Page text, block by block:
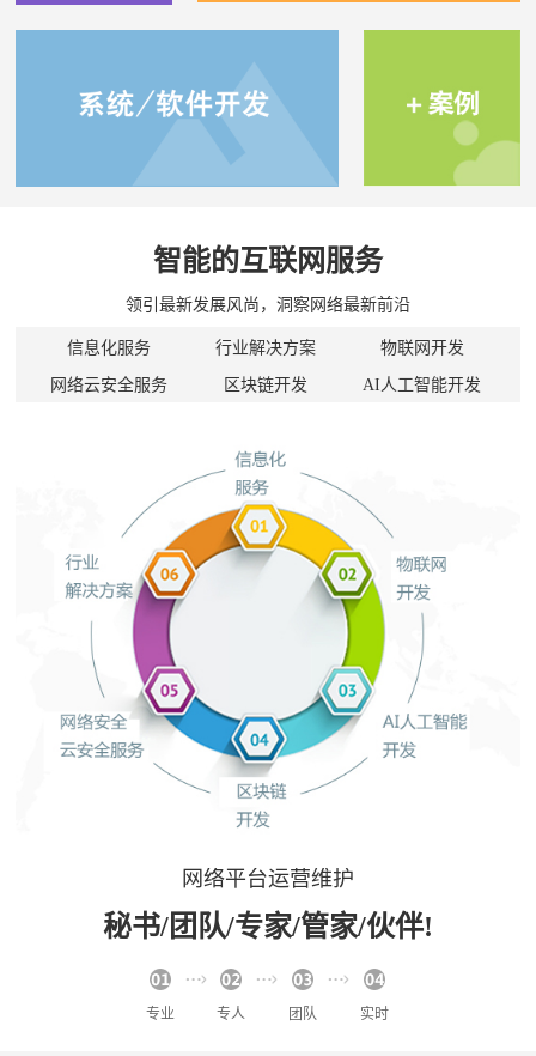
智能的互联网服务
领引最新发展风尚，洞察网络最新前沿
信息化服务 行业解决方案 物联网开发
网络云安全服务 区块链开发 AI人工智能开发
网络平台运营维护
秘书/团队/专家/管家/伙伴!
专业 专人 团队 实时